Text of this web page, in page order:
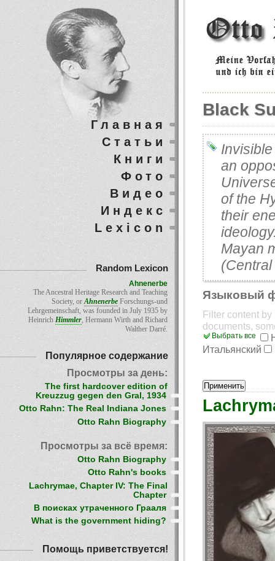
Black
an
of the
their
Mayan
Языковый
Filter content
documents,
Выбрать все
Итальянский
Главная
Статьи
Книги
Фото
Видео
Индекс
Lexicon
Random Lexicon
Ahnenerbe
The Ancestral Heritage Research and Teaching
Society, orAhnenerbe Forschungs-und
Lehrgemeinschaft, was founded in July 1935 by
Heinrich Himmler, Hermann Wirth and Richard
Walther Darré.
Популярное содержание
Просмотры за день:
The first hardcover edition of
Kreuzzug gegen den Gral, 1934
Otto Rahn: The Real Indiana Jones
Otto Rahn Biography
Просмотры за всё время:
Otto Rahn Biography
Otto Rahn's books
Lachrymae, Chapter IV: The Final
Chapter
В поисках утраченного Грааля
What is the government hiding?
Помощь приветствуется!